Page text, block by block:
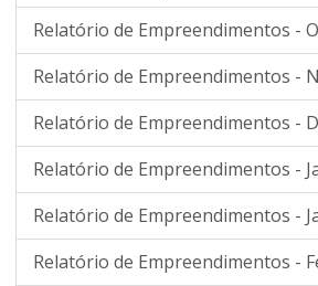
Relatório de Empreendimentos -
Relatório de Empreendimentos -
Relatório de Empreendimentos -
Relatório de Empreendimentos -
Relatório de Empreendimentos -
Relatório de Empreendimentos -